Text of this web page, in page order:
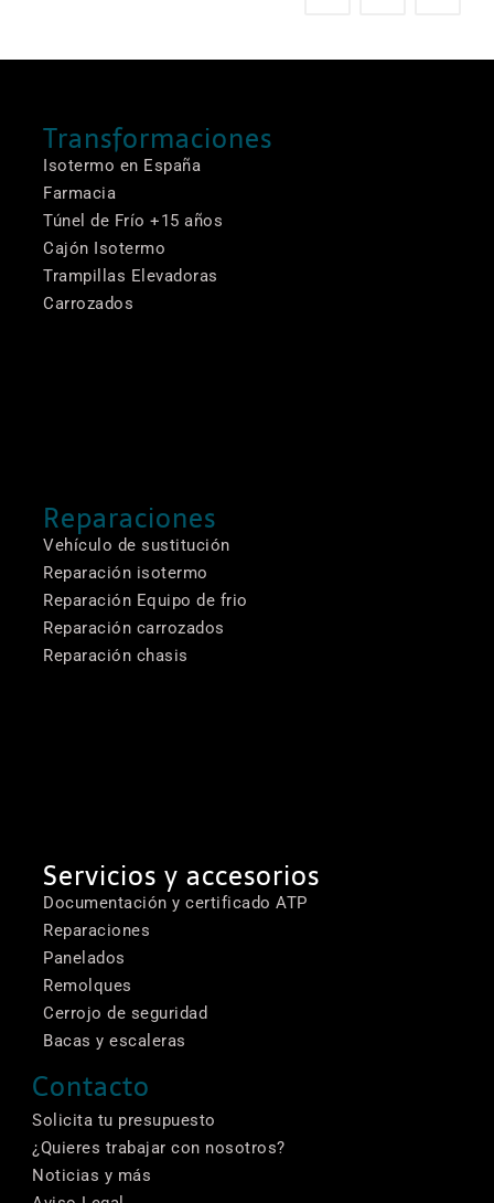
Transformaciones
Isotermo en España
Farmacia
Túnel de Frío +15 años
Cajón Isotermo
Trampillas Elevadoras
Carrozados
Reparaciones
Vehículo de sustitución
Reparación isotermo
Reparación Equipo de frio
Reparación carrozados
Reparación chasis
Servicios y accesorios
Documentación y certificado ATP
Reparaciones
Panelados
Remolques
Cerrojo de seguridad
Bacas y escaleras
Contacto
Solicita tu presupuesto
¿Quieres trabajar con nosotros?
Noticias y más